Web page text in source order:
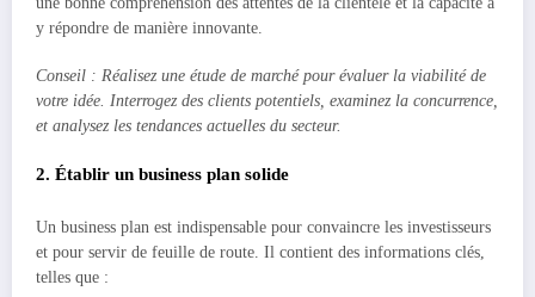
y répondre de manière innovante.
Conseil : Réalisez une étude de marché pour évaluer la viabilité de
votre idée. Interrogez des clients potentiels, examinez la concurrence,
et analysez les tendances actuelles du secteur.
2. Établir un business plan solide
Un business plan est indispensable pour convaincre les investisseurs
et pour servir de feuille de route. Il contient des informations clés,
telles que :